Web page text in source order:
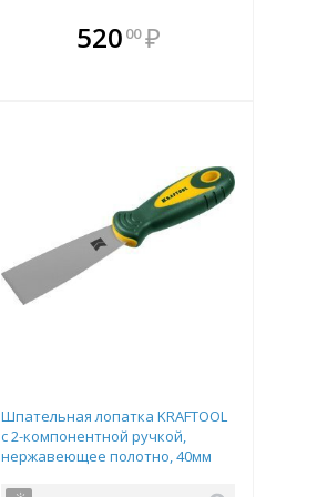
В комплекте
всегда выгоднее!
520 00 ₽
Шпательная лопатка KRAFTOOL
с 2-компонентной ручкой,
нержавеющее полотно, 40мм